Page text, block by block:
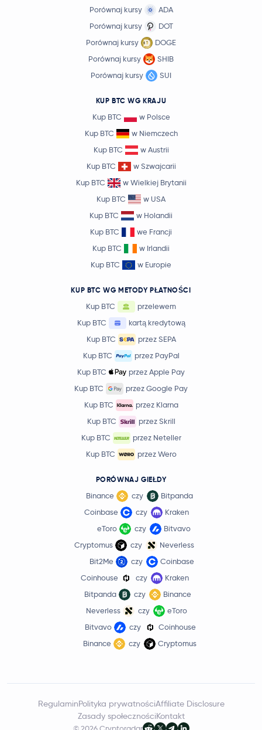
Porównaj kursy
ADA
Porównaj kursy
DOT
Porównaj kursy
DOGE
Porównaj kursy
SHIB
Porównaj kursy
SUI
KUP BTC WG KRAJU
Kup BTC
w Polsce
Kup BTC
w Niemczech
Kup BTC
w Austrii
Kup BTC
w Szwajcarii
Kup BTC
w Wielkiej Brytanii
Kup BTC
w USA
Kup BTC
w Holandii
Kup BTC
we Francji
Kup BTC
w Irlandii
Kup BTC
w Europie
KUP BTC WG METODY PŁATNOŚCI
Kup BTC
przelewem
Kup BTC
kartą kredytową
Kup BTC
przez SEPA
Kup BTC
przez PayPal
Kup BTC
przez Apple Pay
Kup BTC
przez Google Pay
Kup BTC
przez Klarna
Kup BTC
przez Skrill
Kup BTC
przez Neteller
Kup BTC
przez Wero
PORÓWNAJ GIEŁDY
Binance czy
Bitpanda
Coinbase
czy
Kraken
eToro
czy
Bitvavo
Cryptomus
czy
Neverless
Bit2Me
czy
Coinbase
Coinhouse
czy
Kraken
Bitpanda
czy
Binance
Neverless
czy
eToro
Bitvavo
czy
Coinhouse
Binance
czy Cryptomus
RegulaminPolityka prywatnościAffiliate Disclosure
Zasady społecznościKontakt